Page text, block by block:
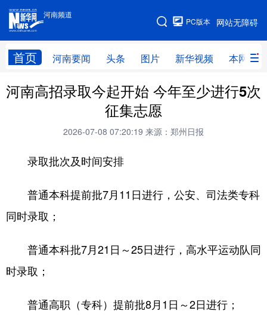
河南频道
网站无障碍
PC版本
首页 河南要闻 头条 图片 新华视频 本网原创
河南频道
网站地图
频道首页 河南要闻 头条
本网原创
新华社记者看河南 领导活动报道集
廉政
专题 网群推广 地方动态
乡村振兴
文旅新探
地方频道
河南高招录取今起开始 今年至少进行5次
征集志愿
2026-07-08 07:20:19 来源：郑州日报
录取批次及时间安排
普通本科提前批7月11日进行，公安、司法类专科
同时录取；
普通本科批7月21日～25日进行，高水平运动队同
时录取；
普通高职（专科）提前批8月1日～2日进行；